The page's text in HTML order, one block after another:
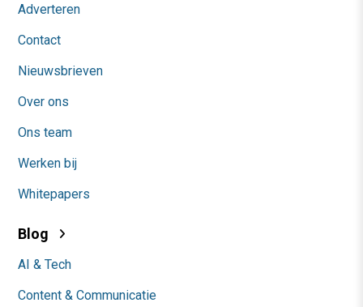
Adverteren
Contact
Nieuwsbrieven
Over ons
Ons team
Werken bij
Whitepapers
Blog
AI & Tech
Content & Communicatie